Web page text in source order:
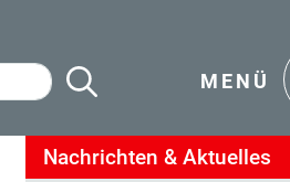
Suche Starten
MENÜ
Nachrichten & Aktuelles